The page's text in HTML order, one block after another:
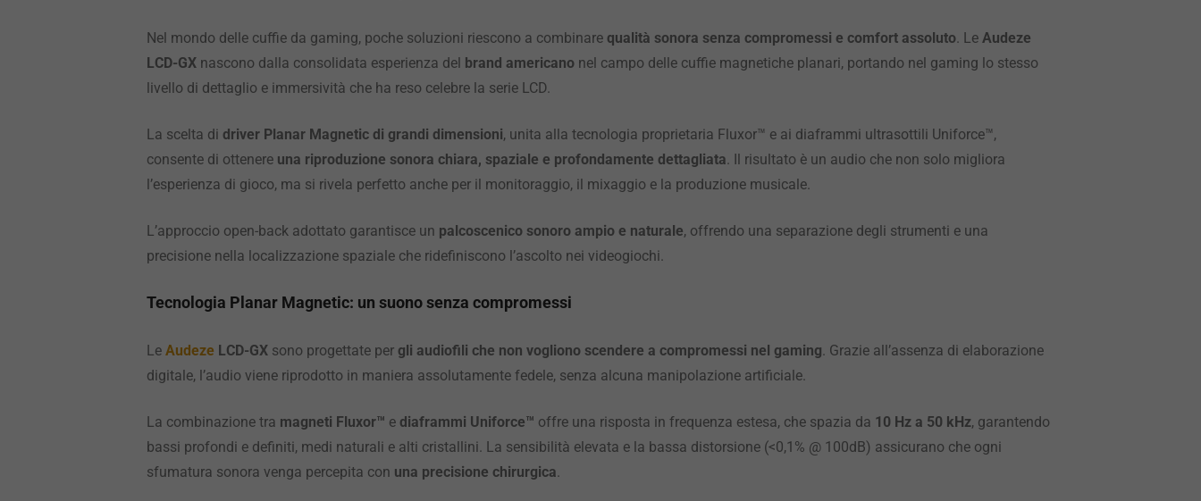
Nel mondo delle cuffie da gaming, poche soluzioni riescono a combinare qualità sonora senza compromessi e comfort assoluto. Le Audeze
LCD-GX nascono dalla consolidata esperienza del brand americano nel campo delle cuffie magnetiche planari, portando nel gaming lo stesso
livello di dettaglio e immersività che ha reso celebre la serie LCD.
La scelta di driver Planar Magnetic di grandi dimensioni, unita alla tecnologia proprietaria Fluxor™ e ai diaframmi ultrasottili Uniforce™,
consente di ottenere una riproduzione sonora chiara, spaziale e profondamente dettagliata. Il risultato è un audio che non solo migliora
l’esperienza di gioco, ma si rivela perfetto anche per il monitoraggio, il mixaggio e la produzione musicale.
L’approccio open-back adottato garantisce un palcoscenico sonoro ampio e naturale, offrendo una separazione degli strumenti e una
precisione nella localizzazione spaziale che ridefiniscono l’ascolto nei videogiochi.
Tecnologia Planar Magnetic: un suono senza compromessi
Le Audeze LCD-GX sono progettate per gli audiofili che non vogliono scendere a compromessi nel gaming. Grazie all’assenza di elaborazione
digitale, l’audio viene riprodotto in maniera assolutamente fedele, senza alcuna manipolazione artificiale.
La combinazione tra magneti Fluxor™ e diaframmi Uniforce™ offre una risposta in frequenza estesa, che spazia da 10 Hz a 50 kHz, garantendo
bassi profondi e definiti, medi naturali e alti cristallini. La sensibilità elevata e la bassa distorsione (<0,1% @ 100dB) assicurano che ogni
sfumatura sonora venga percepita con una precisione chirurgica.